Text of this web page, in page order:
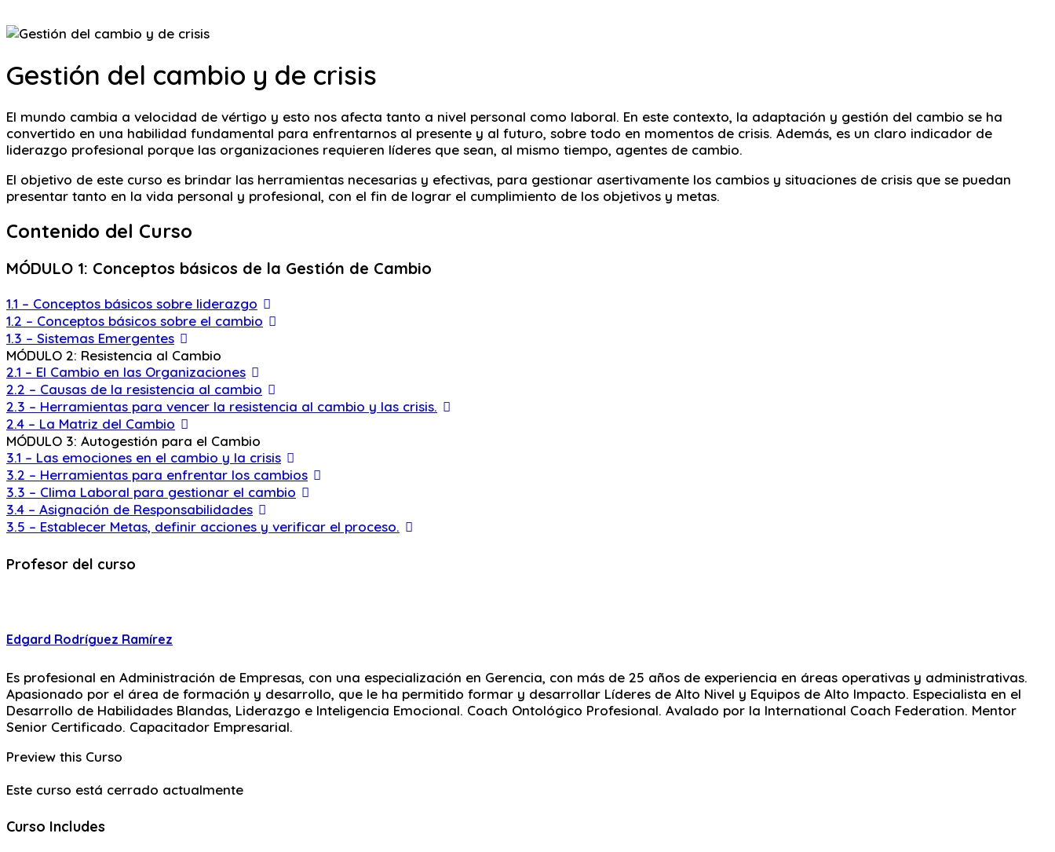
Gestión del cambio y de crisis
El mundo cambia a velocidad de vértigo y esto nos afecta tanto a nivel personal como laboral. En este contexto, la adaptación y gestión del cambio se ha
convertido en una habilidad fundamental para enfrentarnos al presente y al futuro, sobre todo en momentos de crisis. Además, es un claro indicador de
liderazgo profesional porque las organizaciones requieren líderes que sean, al mismo tiempo, agentes de cambio.
El objetivo de este curso es brindar las herramientas necesarias y efectivas, para gestionar asertivamente los cambios y situaciones de crisis que se puedan
presentar tanto en la vida personal y profesional, con el fin de lograr el cumplimiento de los objetivos y metas.
Contenido del Curso
MÓDULO 1: Conceptos básicos de la Gestión de Cambio
1.1 – Conceptos básicos sobre liderazgo
1.2 – Conceptos básicos sobre el cambio
1.3 – Sistemas Emergentes
MÓDULO 2: Resistencia al Cambio
2.1 – El Cambio en las Organizaciones
2.2 – Causas de la resistencia al cambio
2.3 – Herramientas para vencer la resistencia al cambio y las crisis.
2.4 – La Matriz del Cambio
MÓDULO 3: Autogestión para el Cambio
3.1 – Las emociones en el cambio y la crisis
3.2 – Herramientas para enfrentar los cambios
3.3 – Clima Laboral para gestionar el cambio
3.4 – Asignación de Responsabilidades
3.5 – Establecer Metas, definir acciones y verificar el proceso.
Profesor del curso
Edgard Rodríguez Ramírez
Es profesional en Administración de Empresas, con una especialización en Gerencia, con más de 25 años de experiencia en áreas operativas y administrativas.
Apasionado por el área de formación y desarrollo, que le ha permitido formar y desarrollar Líderes de Alto Nivel y Equipos de Alto Impacto. Especialista en el
Desarrollo de Habilidades Blandas, Liderazgo e Inteligencia Emocional. Coach Ontológico Profesional. Avalado por la International Coach Federation. Mentor
Senior Certificado. Capacitador Empresarial.
Preview this Curso
Este curso está cerrado actualmente
Curso Includes